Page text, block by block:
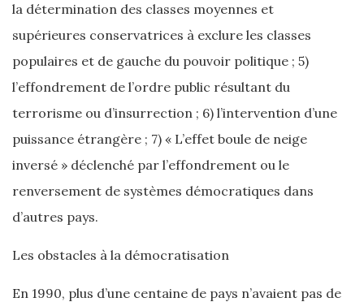
la détermination des classes moyennes et
supérieures conservatrices à exclure les classes
populaires et de gauche du pouvoir politique ; 5)
l’effondrement de l’ordre public résultant du
terrorisme ou d’insurrection ; 6) l’intervention d’une
puissance étrangère ; 7) « L’effet boule de neige
inversé » déclenché par l’effondrement ou le
renversement de systèmes démocratiques dans
d’autres pays.
Les obstacles à la démocratisation
En 1990, plus d’une centaine de pays n’avaient pas de